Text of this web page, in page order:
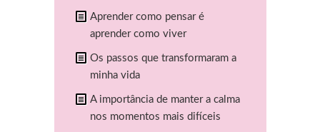
Aprender como pensar é
aprender como viver
Os passos que transformaram a
minha vida
A importância de manter a calma
nos momentos mais difíceis